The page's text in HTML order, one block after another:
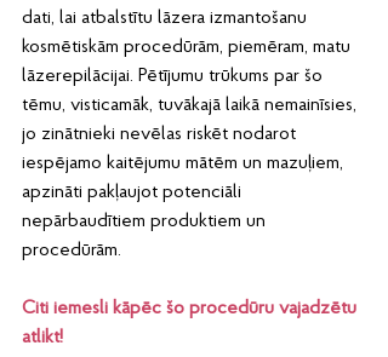
dati, lai atbalstītu lāzera izmantošanu
kosmētiskām procedūrām, piemēram, matu
lāzerepilācijai. Pētījumu trūkums par šo
tēmu, visticamāk, tuvākajā laikā nemainīsies,
jo zinātnieki nevēlas riskēt nodarot
iespējamo kaitējumu mātēm un mazuļiem,
apzināti pakļaujot potenciāli
nepārbaudītiem produktiem un
procedūrām.
Citi iemesli kāpēc šo procedūru vajadzētu
atlikt!